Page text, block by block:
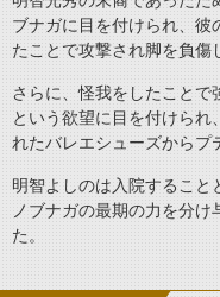
ブナガに目を付けられ、彼
たことで攻撃され脚を負傷
さらに、怪我をしたことで
という欲望に目を付けられ
れたバレエシューズからプ
明智よしのは入院すること
ノブナガの最期の力を分
た。